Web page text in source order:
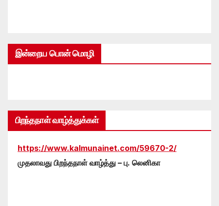
இன்றைய பொன் மொழி
பிறந்தநாள் வாழ்த்துக்கள்
https://www.kalmunainet.com/59670-2/
முதலாவது பிறந்தநாள் வாழ்த்து – பு. லெனிகா